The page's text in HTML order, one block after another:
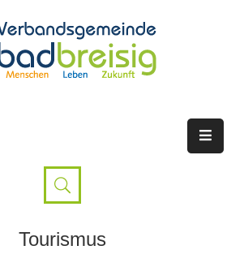
öffnen
Tourismus